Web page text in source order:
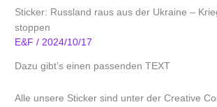
Sticker: Russland raus aus der Ukraine –
stoppen
E&F/2024/10/17
Dazu gibt’s einen passenden TEXT
Alle unsere Sticker sind unter der Creative